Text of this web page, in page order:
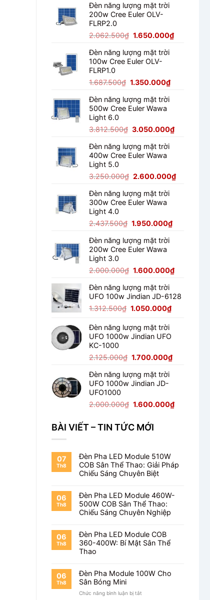
là:
5.312.500₫.
Đèn năng lượng mặt trời
200w Cree Euler OLV-
FLRP2.0
2.062.500₫ Giá
là:
2.062.500₫.
1.650.000₫Giá
Đèn năng lượng mặt trời
100w Cree Euler OLV-
FLRP1.0
1.687.500₫ Giá
là:
1.687.500₫.
1.350.000₫Giá
Đèn năng lượng mặt trời
500w Cree Euler Wawa
Light 6.0
3.812.500₫ Giá
là:
3.812.500₫.
3.050.000₫Giá
Đèn năng lượng mặt trời
400w Cree Euler Wawa
Light 5.0
3.250.000₫ Giá
là:
3.250.000₫.
2.600.000₫Giá
Đèn năng lượng mặt trời
300w Cree Euler Wawa
Light 4.0
2.437.500₫ Giá
là:
2.437.500₫.
1.950.000₫Giá
Đèn năng lượng mặt trời
200w Cree Euler Wawa
Light 3.0
2.000.000₫ Giá
là:
2.000.000₫.
1.600.000₫Giá
là:
Đèn năng lượng mặt trời
UFO 100w Jindian JD-6128
1.312.500₫ Giá
là:
1.312.500₫.
1.050.000₫Giá
Đèn năng lượng mặt trời
UFO 1000w Jindian UFO
KC-1000
2.125.000₫ Giá
là:
2.125.000₫.
1.700.000₫Giá
Đèn năng lượng mặt trời
UFO 1000w Jindian JD-
UFO1000
2.000.000₫ Giá
là:
2.000.000₫.
1.600.000₫Giá
BÀI VIẾT – TIN TỨC MỚI
07
Th8
Đèn Pha LED Module 510W
COB Sân Thể Thao: Giải Pháp
Chiếu Sáng Chuyên Biệt
06
Th8
Đèn Pha LED Module 460W-
500W COB Sân Thể Thao:
Chiếu Sáng Chuyên Nghiệp
06
Th8
Đèn Pha LED Module COB
360-400W: Bí Mật Sân Thể
Thao
06
Th8
Đèn Pha Module 100W Cho
Sân Bóng Mini
Chức năng bình luận bị tắt